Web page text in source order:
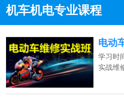
机车机电专业课程
点击免费咨询电话：
电动
学习时
实战维